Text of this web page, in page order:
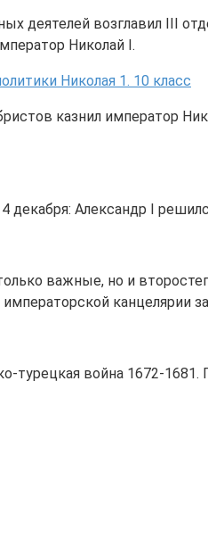
деятелей возглавил III
Николай I.
Николая 1. 10 класс
казнил император
декабря: Александр I
важные, но и
канцелярии
турецкая война 1672-